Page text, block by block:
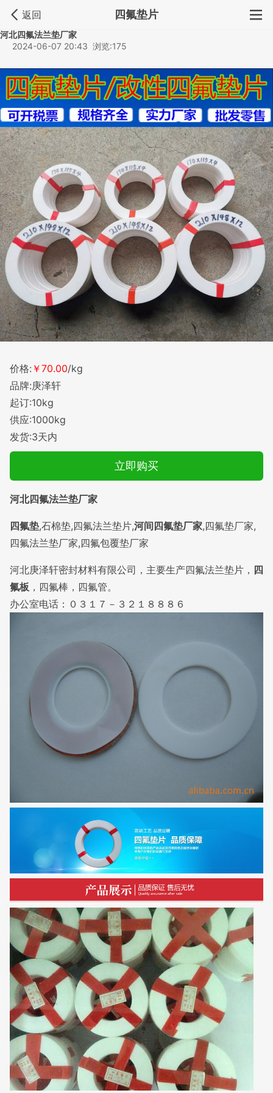
返回 四氟垫片
河北四氟法兰垫厂家
2024-06-07 20:43 浏览:175
价格: ￥70.00/kg
品牌:庚泽轩
起订:10kg
供应:1000kg
发货:3天内
立即购买
河北四氟法兰垫厂家
四氟垫,石棉垫,四氟法兰垫片,河间四氟垫厂家,四氟垫厂家,
四氟法兰垫厂家,四氟包覆垫厂家
河北庚泽轩密封材料有限公司，主要生产四氟法兰垫片， 四
氟板 ，四氟棒，四氟管。
办公室电话：０３１７－３２１８８８６